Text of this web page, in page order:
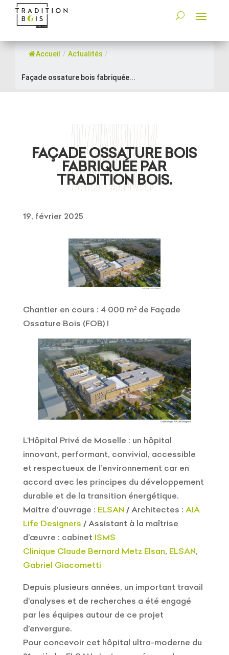
Accueil / Actualités /
Façade ossature bois fabriquée...
FAÇADE OSSATURE BOIS
FABRIQUÉE PAR
TRADITION BOIS.
19, février 2025
Chantier en cours : 4 000 m² de Façade
Ossature Bois (FOB) !
L’Hôpital Privé de Moselle : un hôpital
innovant, performant, convivial, accessible
et respectueux de l’environnement car en
accord avec les principes du développement
durable et de la transition énergétique.
Maitre d’ouvrage : ELSAN / Architectes : AIA
Life Designers / Assistant à la maîtrise
d’œuvre : cabinet ISMS
Clinique Claude Bernard Metz Elsan, ELSAN,
Gabriel Giacometti
Depuis plusieurs années, un important travail
d’analyses et de recherches a été engagé
par les équipes autour de ce projet
d’envergure.
Pour concevoir cet hôpital ultra-moderne du